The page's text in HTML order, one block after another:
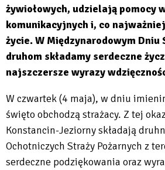
żywiołowych, udzielają pomocy
komunikacyjnych i, co
życie. W Międzynarodowym Dniu
druhom składamy serdeczne
najszczersze wyrazy
W czwartek (4 maja), w dniu
święto obchodzą strażacy. Z tej
Konstancin-Jeziorny składają
Ochotniczych Straży Pożarnych z
serdeczne podziękowania oraz